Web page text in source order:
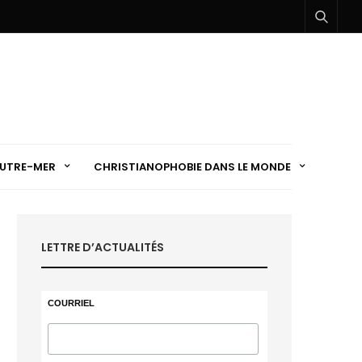
MER CHRISTIANOPHOBIE DANS LE MONDE
LETTRE D’ACTUALITÉS
COURRIEL